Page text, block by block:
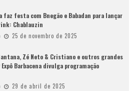
festa com Bnegão e Babadan para lançar
Chablauzin
25 de novembro de 2025
Zé Neto & Cristiano e outros grandes
Barbacena divulga programação
29 de abril de 2025